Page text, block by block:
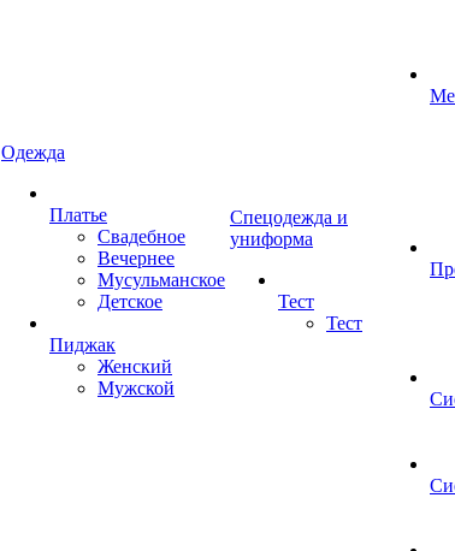
Одежда
Платье
Свадебное
Вечернее
Мусульманское
Детское
Пиджак
Женский
Мужской
Спецодежда и
униформа
Тест
Тест